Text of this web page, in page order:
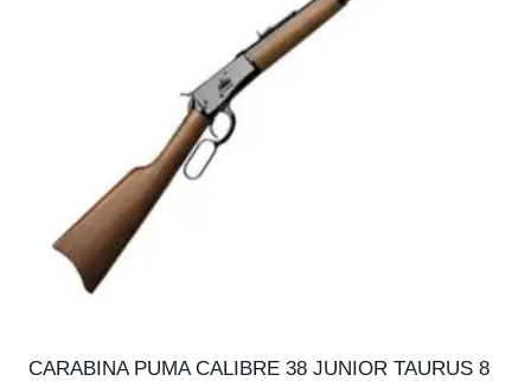
CARABINA PUMA CALIBRE 38 JUNIOR TAURUS 8